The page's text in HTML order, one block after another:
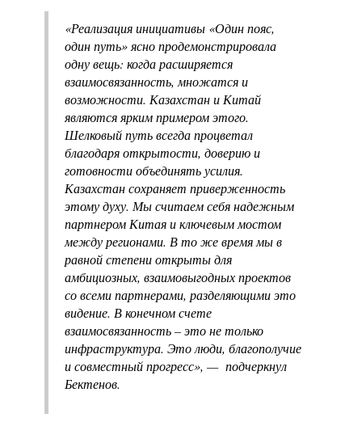
«Реализация инициативы «Один пояс,
один путь» ясно продемонстрировала
одну вещь: когда расширяется
взаимосвязанность, множатся и
возможности. Казахстан и Китай
являются ярким примером этого.
Шелковый путь всегда процветал
благодаря открытости, доверию и
готовности объединять усилия.
Казахстан сохраняет приверженность
этому духу. Мы считаем себя надежным
партнером Китая и ключевым мостом
между регионами. В то же время мы в
равной степени открыты для
амбициозных, взаимовыгодных проектов
со всеми партнерами, разделяющими это
видение. В конечном счете
взаимосвязанность – это не только
инфраструктура. Это люди, благополучие
и совместный прогресс», — подчеркнул
Бектенов.